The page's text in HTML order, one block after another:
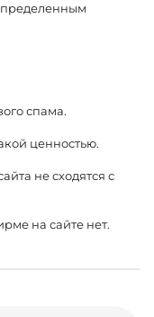
спама.
ценностью.
не сходятся с
на сайте нет.